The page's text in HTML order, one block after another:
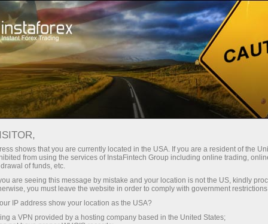
Soporte
Abra una cuenta de operaciones
Abra una cuenta demo
shows that you are currently located in the USA. If you are a resident of the
from using the services of InstaFintech Group including online trading,
of funds, etc.
are seeing this message by mistake and your location is not the US, kindly
you must leave the website in order to comply with government
IP address show your location as the USA?
a VPN provided by a hosting company based in the United States;